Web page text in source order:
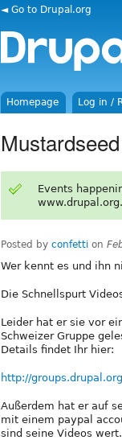
◄ Go to Drupal.org
Homepage Log in /
Events
www.drupal.org.
Posted by confetti on
Wer kennt es und ihn
Die Schnellspurt
Leider hat er sie vor
Schweizer Gruppe
Details findet Ihr hier:
http://
Außerdem hat er auf
mit einem paypal
sind seine Videos wert.